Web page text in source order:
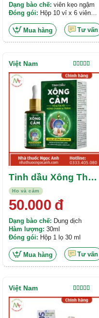
Dạng bào chế: viên kẹo ngậm
Đóng gói:
Mua hàng
Tư vấn
Ho và cảm
Tinh dầu Xông Thảo
Mộc
Được xếp
hạng5.00
sao
50.000đ
Dạng bào chế: Dung dịch
Hàm lượng: 30ml
Đóng gói: Hộp 1 lọ 30 ml
Mua hàng Tư vấn
Việt Nam
Được xếp
hạng4.00
Việt Nam